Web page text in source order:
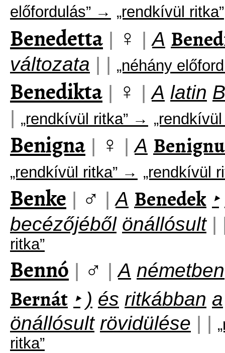
előfordulás” → „rendkívül ritka”
Benedetta | ♀ | A
változata | | „néhány
Benedikta | ♀ | A latin
| „rendkívül ritka” →
Benigna | ♀ | A
„rendkívül ritka” → „rendkívül
Benke | ♂ | A Benedek ‣
becézőjéből önállósult |
ritka”
Bennó | ♂ | A németben
Bernát ‣ ) és ritkábban a
önállósult rövidülése | |
ritka”